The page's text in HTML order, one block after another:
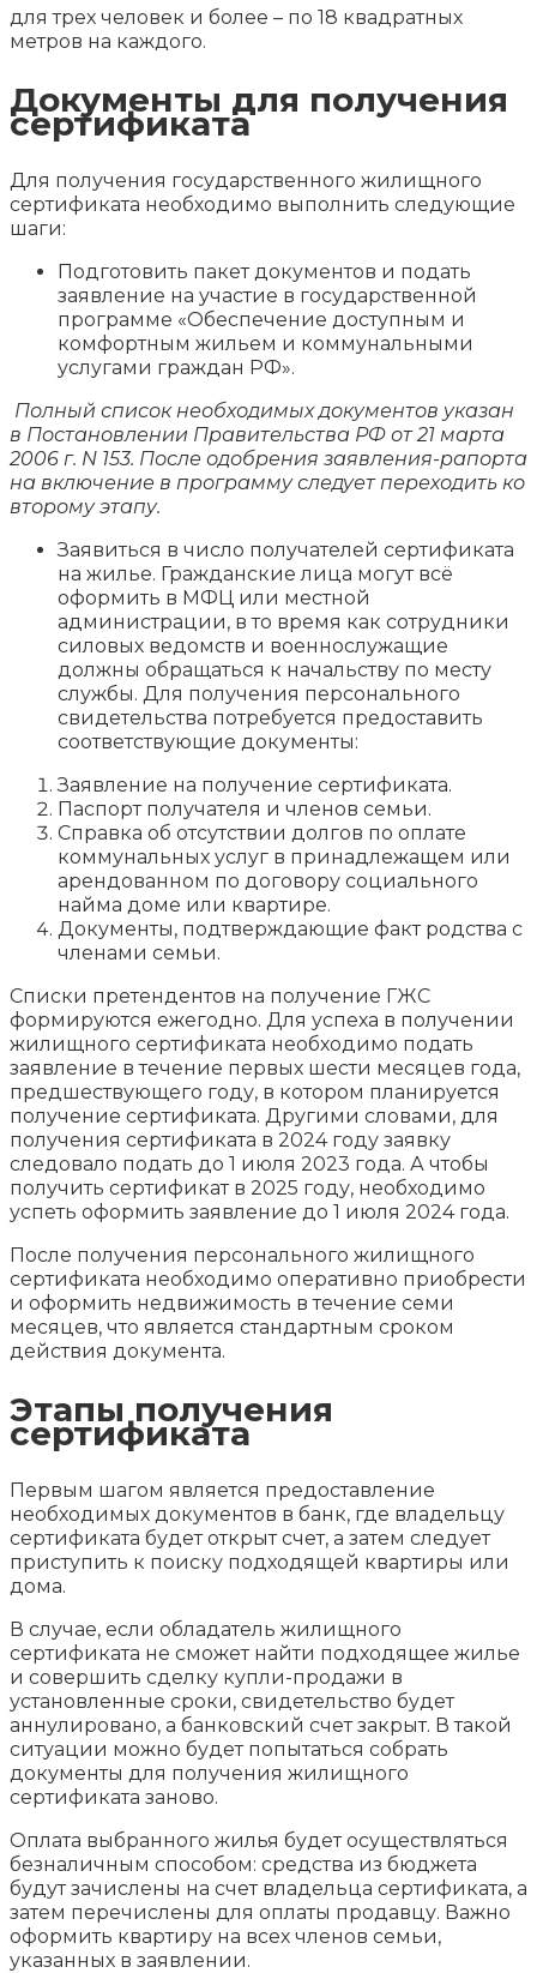
для трех человек и более – по 18 квадратных
метров на каждого.
Документы для получения
сертификата
Для получения государственного жилищного
сертификата необходимо выполнить следующие
шаги:
Подготовить пакет документов и подать
заявление на участие в государственной
программе «Обеспечение доступным и
комфортным жильем и коммунальными
услугами граждан РФ».
Полный список необходимых документов указан
в Постановлении Правительства РФ от 21 марта
2006 г. N 153. После одобрения заявления-рапорта
на включение в программу следует переходить ко
второму этапу.
Заявиться в число получателей сертификата
на жилье. Гражданские лица могут всё
оформить в МФЦ или местной
администрации, в то время как сотрудники
силовых ведомств и военнослужащие
должны обращаться к начальству по месту
службы. Для получения персонального
свидетельства потребуется предоставить
соответствующие документы:
Заявление на получение сертификата.
Паспорт получателя и членов семьи.
Справка об отсутствии долгов по оплате
коммунальных услуг в принадлежащем или
арендованном по договору социального
найма доме или квартире.
Документы, подтверждающие факт родства с
членами семьи.
Списки претендентов на получение ГЖС
формируются ежегодно. Для успеха в получении
жилищного сертификата необходимо подать
заявление в течение первых шести месяцев года,
предшествующего году, в котором планируется
получение сертификата. Другими словами, для
получения сертификата в 2024 году заявку
следовало подать до 1 июля 2023 года. А чтобы
получить сертификат в 2025 году, необходимо
успеть оформить заявление до 1 июля 2024 года.
После получения персонального жилищного
сертификата необходимо оперативно приобрести
и оформить недвижимость в течение семи
месяцев, что является стандартным сроком
действия документа.
Этапы получения
сертификата
Первым шагом является предоставление
необходимых документов в банк, где владельцу
сертификата будет открыт счет, а затем следует
приступить к поиску подходящей квартиры или
дома.
В случае, если обладатель жилищного
сертификата не сможет найти подходящее жилье
и совершить сделку купли-продажи в
установленные сроки, свидетельство будет
аннулировано, а банковский счет закрыт. В такой
ситуации можно будет попытаться собрать
документы для получения жилищного
сертификата заново.
Оплата выбранного жилья будет осуществляться
безналичным способом: средства из бюджета
будут зачислены на счет владельца сертификата, а
затем перечислены для оплаты продавцу. Важно
оформить квартиру на всех членов семьи,
указанных в заявлении.